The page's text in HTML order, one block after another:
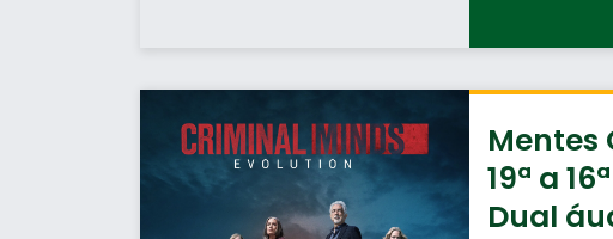
Mentes
19ª a
Dual